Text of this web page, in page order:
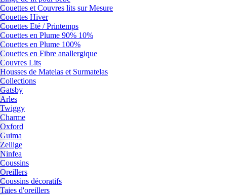
Couettes et Couvres lits sur Mesure
Couettes Hiver
Couettes Eté / Printemps
Couettes en Plume 90% 10%
Couettes en Plume 100%
Couettes en Fibre anallergique
Couvres Lits
Housses de Matelas et Surmatelas
Collections
Gatsby
Arles
Twiggy
Charme
Oxford
Guima
Zellige
Ninfea
Coussins
Oreillers
Coussins décoratifs
Taies d'oreillers